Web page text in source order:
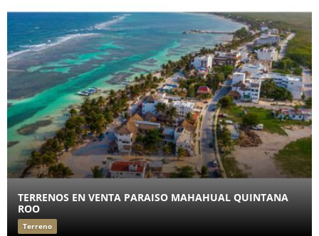
TERRENOS EN VENTA PARAISO MAHAHUAL QUINTANA
ROO
Terreno